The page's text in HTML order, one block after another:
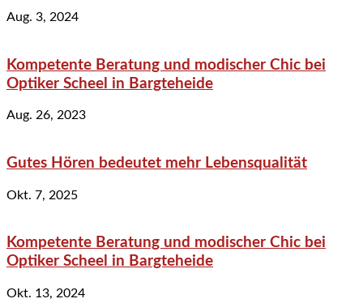
Aug. 3, 2024
Kompetente Beratung und modischer Chic bei
Optiker Scheel in Bargteheide
Aug. 26, 2023
Gutes Hören bedeutet mehr Lebensqualität
Okt. 7, 2025
Kompetente Beratung und modischer Chic bei
Optiker Scheel in Bargteheide
Okt. 13, 2024